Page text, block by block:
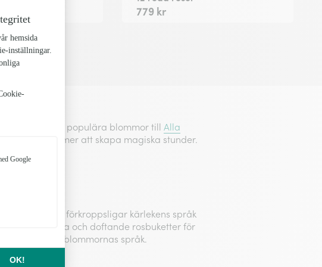
779 kr
med våra populära blommor till Alla
som kommer att skapa magiska stunder.
rosor förkroppsligar kärlekens språk
av färgglada och doftande rosbuketter för
känslor med blommornas språk.